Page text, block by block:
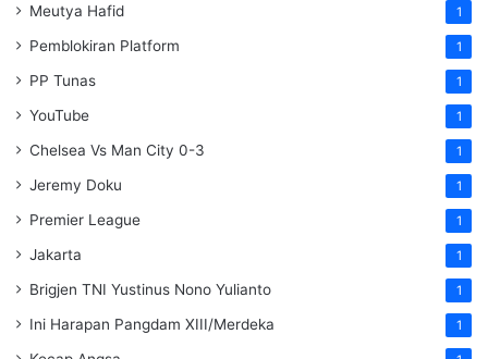
Meutya Hafid 1
Pemblokiran Platform 1
PP Tunas 1
YouTube 1
Chelsea Vs Man City 0-3 1
Jeremy Doku 1
Premier League 1
Jakarta 1
Brigjen TNI Yustinus Nono Yulianto 1
Ini Harapan Pangdam XIII/Merdeka 1